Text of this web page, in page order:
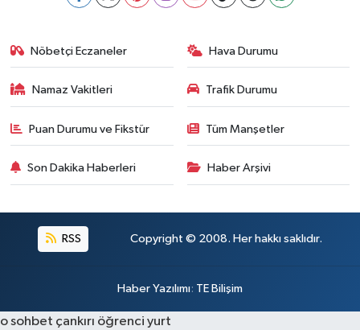
Nöbetçi Eczaneler Hava Durumu
Namaz Vakitleri Trafik Durumu
Puan Durumu ve Fikstür Tüm Manşetler
Son Dakika Haberleri Haber Arşivi
RSS Copyright © 2008. Her hakkı saklıdır.
Haber Yazılımı: TE Bilişim
o sohbet çankırı öğrenci yurt